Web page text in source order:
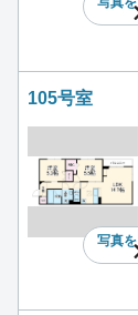
105号室
写真を